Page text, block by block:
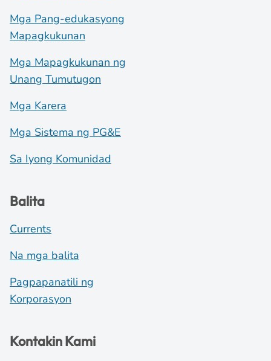
Mga Pang-edukasyong
Mapagkukunan
Mga Mapagkukunan ng
Unang Tumutugon
Mga Karera
Mga Sistema ng PG&E
Sa Iyong Komunidad
Balita
Currents
Na mga balita
Pagpapanatili ng
Korporasyon
Kontakin Kami